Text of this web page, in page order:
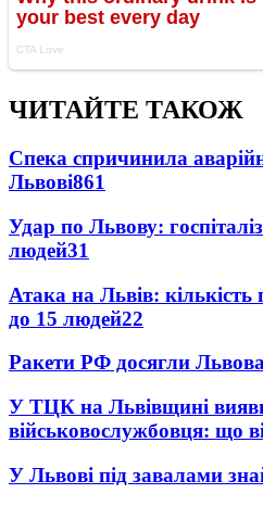
ЧИТАЙТЕ ТАКОЖ
Спека спричинила
Львові861
Удар по Львову:
людей31
Атака на Львів:
до 15 людей22
Ракети РФ досягли
У ТЦК на Львівщині
військовослужбовця: що
У Львові під завалами